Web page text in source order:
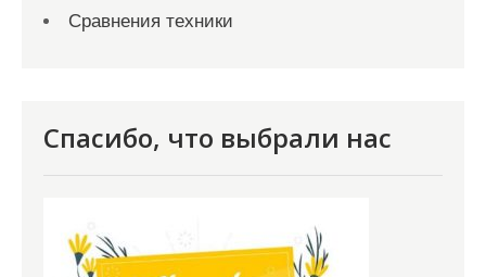
Сравнения техники
Спасибо, что выбрали нас